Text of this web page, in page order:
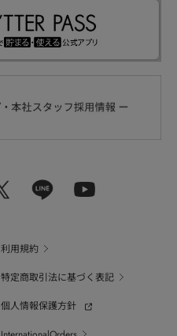
利用規約
特定商取引法に基づく表記
個人情報保護方針